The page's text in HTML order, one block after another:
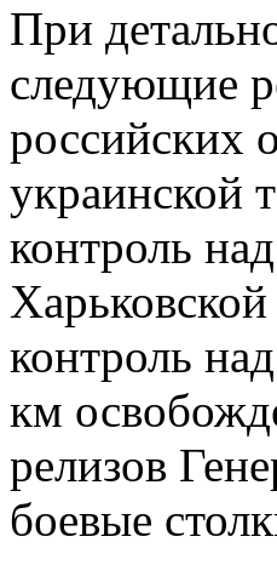
При
следующие
российских
украинской
контроль
контроль
км
релизов
боевые